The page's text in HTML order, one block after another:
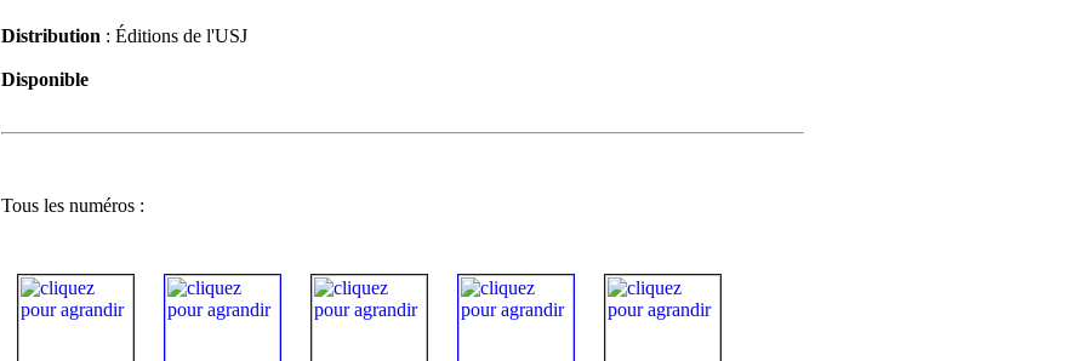
Distribution : Éditions de l'USJ
Disponible
Tous les numéros :